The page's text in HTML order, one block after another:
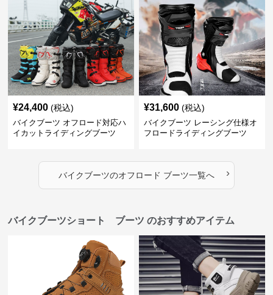
¥24,400 (税込)
バイクブーツ オフロード対応ハ
イカットライディングブーツ
¥31,600 (税込)
バイクブーツ レーシング仕様オ
フロードライディングブーツ
バイクブーツのオフロード ブーツ一覧へ ›
バイクブーツショート ブーツ のおすすめアイテム